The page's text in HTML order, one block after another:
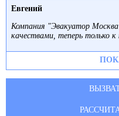
Евгений
Компания "Эвакуатор
качествами, теперь только к